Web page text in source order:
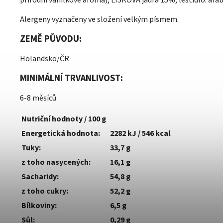
Alergeny vyznačeny ve složení velkým písmem.
ZEMĚ PŮVODU:
Holandsko/ČR
MINIMÁLNÍ TRVANLIVOST:
6-8 měsíců
Nutriční hodnoty / 100 g
Energetická hodnota:
2282 kJ / 546 kcal
Tuky:
33,7 g
z toho nasycených:
16,1 g
Sacharidy:
54,8 g
z toho cukry:
52,2 g
Bílkoviny:
6,5 g
Sůl:
0,29 g